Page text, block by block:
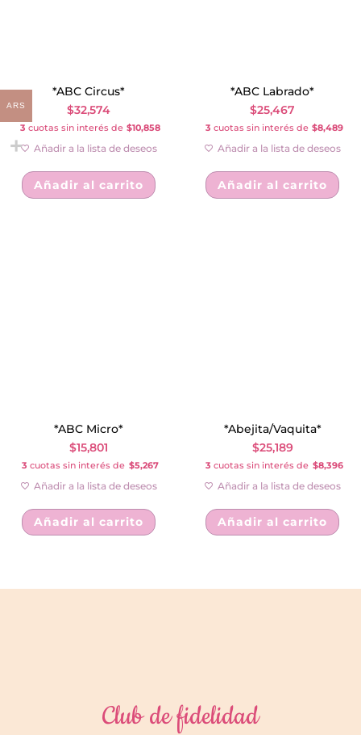
*ABC Circus*
$32,574
3 cuotas sin interés de $10,858
Añadir a la lista de deseos
Añadir al carrito
*ABC Labrado*
$25,467
3 cuotas sin interés de $8,489
Añadir a la lista de deseos
Añadir al carrito
*ABC Micro*
$15,801
3 cuotas sin interés de $5,267
Añadir a la lista de deseos
Añadir al carrito
*Abejita/Vaquita*
$25,189
3 cuotas sin interés de $8,396
Añadir a la lista de deseos
Añadir al carrito
Club de fidelidad
ARS